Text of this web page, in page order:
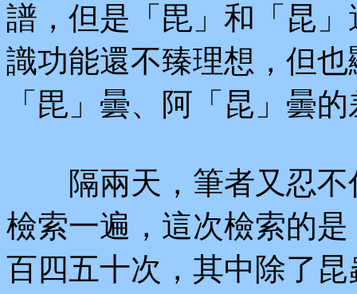
譜，但是「毘」和「昆
識功能還不臻理想，但
「毘」曇、阿「昆」曇
隔兩天，筆者又忍不
檢索一遍，這次檢索的
百四五十次，其中除了